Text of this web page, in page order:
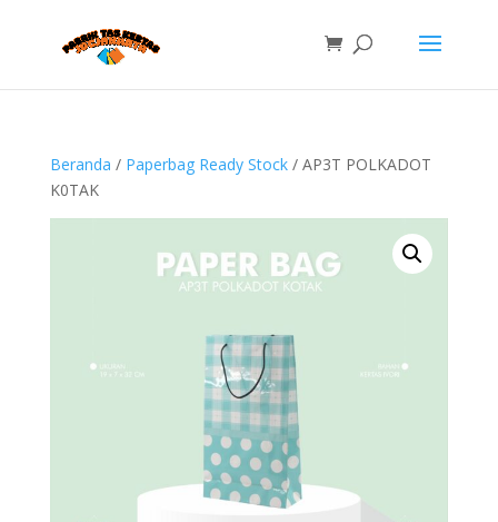
Beranda / Paperbag Ready Stock/ AP3T POLKADOT
K0TAK